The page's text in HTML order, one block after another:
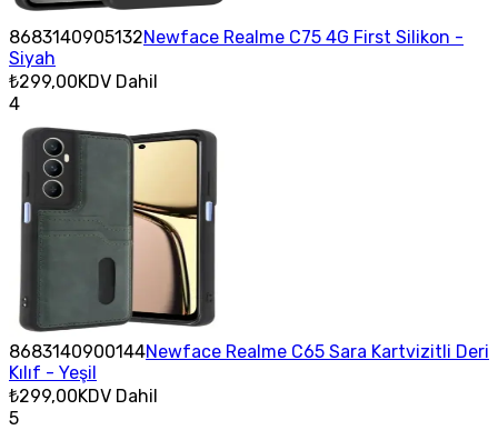
8683140905132Newface Realme C75 4G First Silikon -
Siyah
₺299,00KDV Dahil
4
8683140900144Newface Realme C65 Sara Kartvizitli Deri
Kılıf - Yeşil
₺299,00KDV Dahil
5